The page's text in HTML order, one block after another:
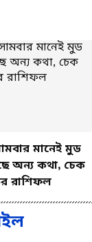
মানেই মুড
অন্য কথা, চেক
রাশিফল